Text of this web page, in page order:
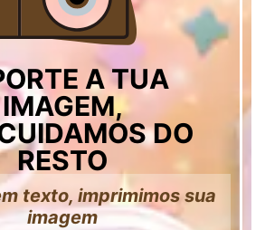
A TUA
IMAGEM,
DO
RESTO
texto, imprimimos sua
imagem